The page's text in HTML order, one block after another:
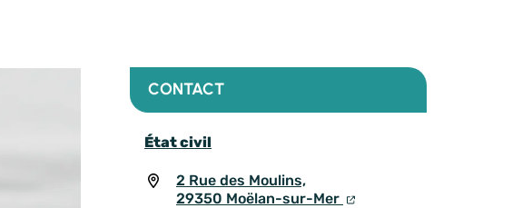
CONTACT
État civil
2 Rue des Moulins,
29350 Moëlan-sur-Mer